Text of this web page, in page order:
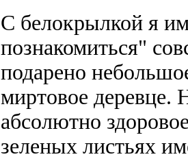
С белокрылкой я
познакомиться"
подарено
миртовое деревце.
абсолютно
зеленых листьях